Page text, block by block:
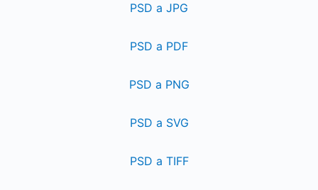
PSD a JPG
PSD a PDF
PSD a PNG
PSD a SVG
PSD a TIFF